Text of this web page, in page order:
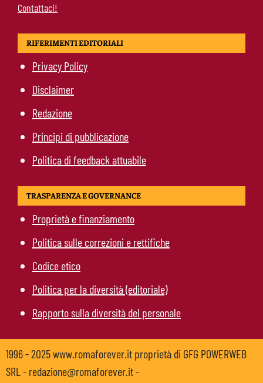
Contattaci!
RIFERIMENTI EDITORIALI
Privacy Policy
Disclaimer
Redazione
Principi di pubblicazione
Politica di feedback attuabile
TRASPARENZA E GOVERNANCE
Proprietà e finanziamento
Politica sulle correzioni e rettifiche
Codice etico
Politica per la diversità (editoriale)
Rapporto sulla diversità del personale
1996 - 2025 www.romaforever.it proprietà di GFG POWERWEB
SRL - redazione@romaforever.it -